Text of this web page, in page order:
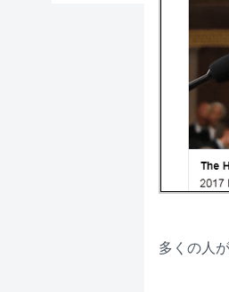
多くの人